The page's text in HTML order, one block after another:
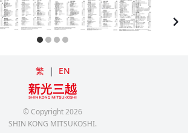
繁 | EN
© Copyright2026
SHIN KONG MITSUKOSHI.